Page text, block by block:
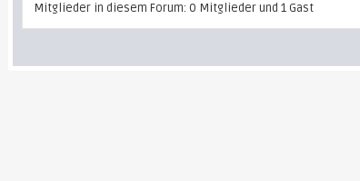
Mitglieder in diesem Forum: 0 Mitglieder und 1 Gast